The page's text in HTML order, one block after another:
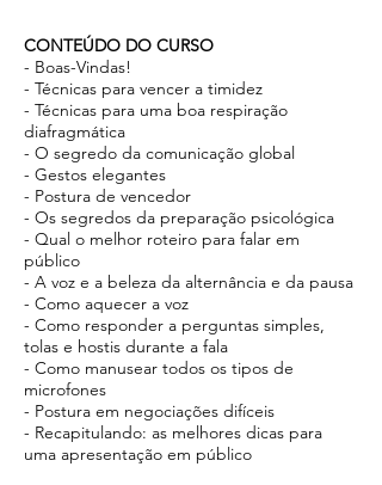
CONTEÚDO DO CURSO
- Boas-Vindas!
- Técnicas para vencer a timidez
- Técnicas para uma boa respiração
diafragmática
- O segredo da comunicação global
- Gestos elegantes
- Postura de vencedor
- Os segredos da preparação psicológica
- Qual o melhor roteiro para falar em
público
- A voz e a beleza da alternância e da pausa
- Como aquecer a voz
- Como responder a perguntas simples,
tolas e hostis durante a fala
- Como manusear todos os tipos de
microfones
- Postura em negociações difíceis
- Recapitulando: as melhores dicas para
uma apresentação em público